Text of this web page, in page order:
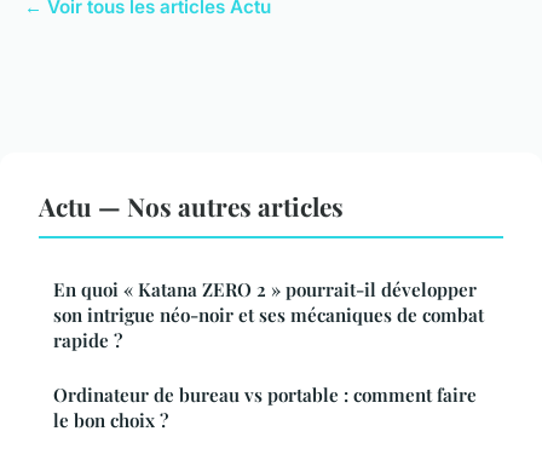
← Voir tous les articles Actu
Actu — Nos autres articles
En quoi « Katana ZERO 2 » pourrait-il développer
son intrigue néo-noir et ses mécaniques de combat
rapide ?
Ordinateur de bureau vs portable : comment faire
le bon choix ?